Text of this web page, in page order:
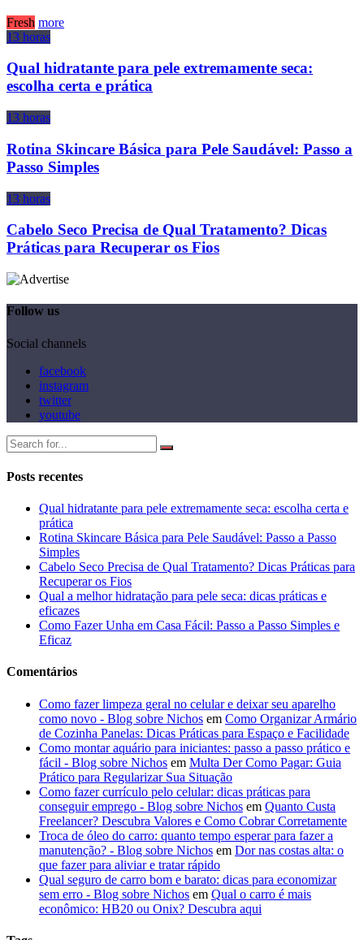
Fresh more
13 horas
Qual hidratante para pele extremamente seca:
escolha certa e prática
13 horas
Rotina Skincare Básica para Pele Saudável: Passo a
Passo Simples
13 horas
Cabelo Seco Precisa de Qual Tratamento? Dicas
Práticas para Recuperar os Fios
Follow us
Social channels
facebook
instagram
twitter
youtube
Posts recentes
Qual hidratante para pele extremamente seca: escolha certa e
prática
Rotina Skincare Básica para Pele Saudável: Passo a Passo
Simples
Cabelo Seco Precisa de Qual Tratamento? Dicas Práticas para
Recuperar os Fios
Qual a melhor hidratação para pele seca: dicas práticas e
eficazes
Como Fazer Unha em Casa Fácil: Passo a Passo Simples e
Eficaz
Comentários
Como fazer limpeza geral no celular e deixar seu aparelho
como novo - Blog sobre Nichos em Como Organizar Armário
de Cozinha Panelas: Dicas Práticas para Espaço e Facilidade
Como montar aquário para iniciantes: passo a passo prático e
fácil - Blog sobre Nichos em Multa Der Como Pagar: Guia
Prático para Regularizar Sua Situação
Como fazer currículo pelo celular: dicas práticas para
conseguir emprego - Blog sobre Nichos em Quanto Custa
Freelancer? Descubra Valores e Como Cobrar Corretamente
Troca de óleo do carro: quanto tempo esperar para fazer a
manutenção? - Blog sobre Nichos em Dor nas costas alta: o
que fazer para aliviar e tratar rápido
Qual seguro de carro bom e barato: dicas para economizar
sem erro - Blog sobre Nichos em Qual o carro é mais
econômico: HB20 ou Onix? Descubra aqui